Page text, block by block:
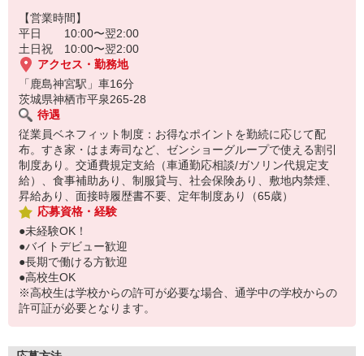
【営業時間】
平日 10:00〜翌2:00
土日祝 10:00〜翌2:00
アクセス・勤務地
「鹿島神宮駅」車16分
茨城県神栖市平泉265-28
待遇
従業員ベネフィット制度：お得なポイントを勤続に応じて配
布。すき家・はま寿司など、ゼンショーグループで使える割引
制度あり。交通費規定支給（車通勤応相談/ガソリン代規定支
給）、食事補助あり、制服貸与、社会保険あり、敷地内禁煙、
昇給あり、面接時履歴書不要、定年制度あり（65歳）
応募資格・経験
●未経験OK！
●バイトデビュー歓迎
●長期で働ける方歓迎
●高校生OK
※高校生は学校からの許可が必要な場合、通学中の学校からの
許可証が必要となります。